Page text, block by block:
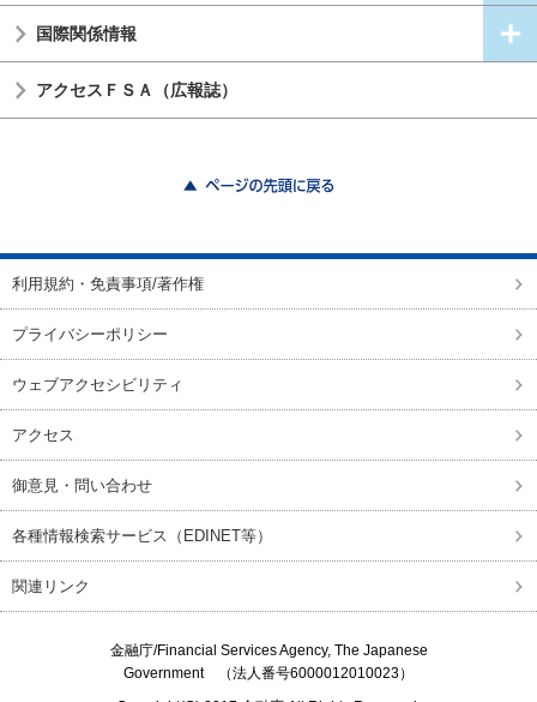
国際関係情報
アクセスＦＳＡ（広報誌）
利用規約・免責事項/著作権
プライバシーポリシー
ウェブアクセシビリティ
アクセス
御意見・問い合わせ
各種情報検索サービス（EDINET等）
関連リンク
金融庁/Financial Services Agency, The Japanese
Government（法人番号6000012010023）